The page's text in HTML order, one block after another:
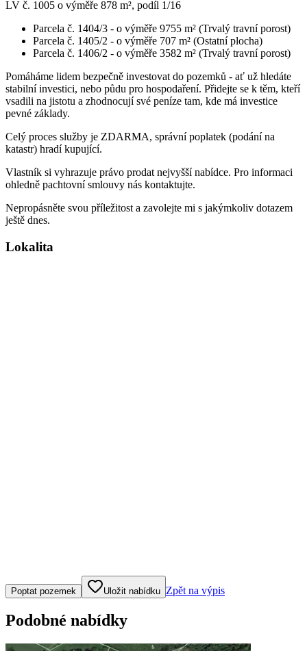
LV č. 1005 o výměře 878 m², podíl 1/16
Parcela č. 1404/3 - o výměře 9755 m² (Trvalý travní porost)
Parcela č. 1405/2 - o výměře 707 m² (Ostatní plocha)
Parcela č. 1406/2 - o výměře 3582 m² (Trvalý travní porost)
Pomáháme lidem bezpečně investovat do pozemků - ať už hledáte
stabilní investici, nebo půdu pro hospodaření. Přidejte se k těm, kteří
vsadili na jistotu a zhodnocují své peníze tam, kde má investice
pevné základy.
Celý proces služby je ZDARMA, správní poplatek (podání na
katastr) hradí kupující.
Vlastník si vyhrazuje právo prodat nejvyšší nabídce. Pro informaci
ohledně pachtovní smlouvy nás kontaktujte.
Nepropásněte svou příležitost a zavolejte mi s jakýmkoliv dotazem
ještě dnes.
Lokalita
Klepněte nebo klikněte pro ovládání mapy
Poptat pozemek Uložit nabídku Zpět na výpis
Podobné nabídky